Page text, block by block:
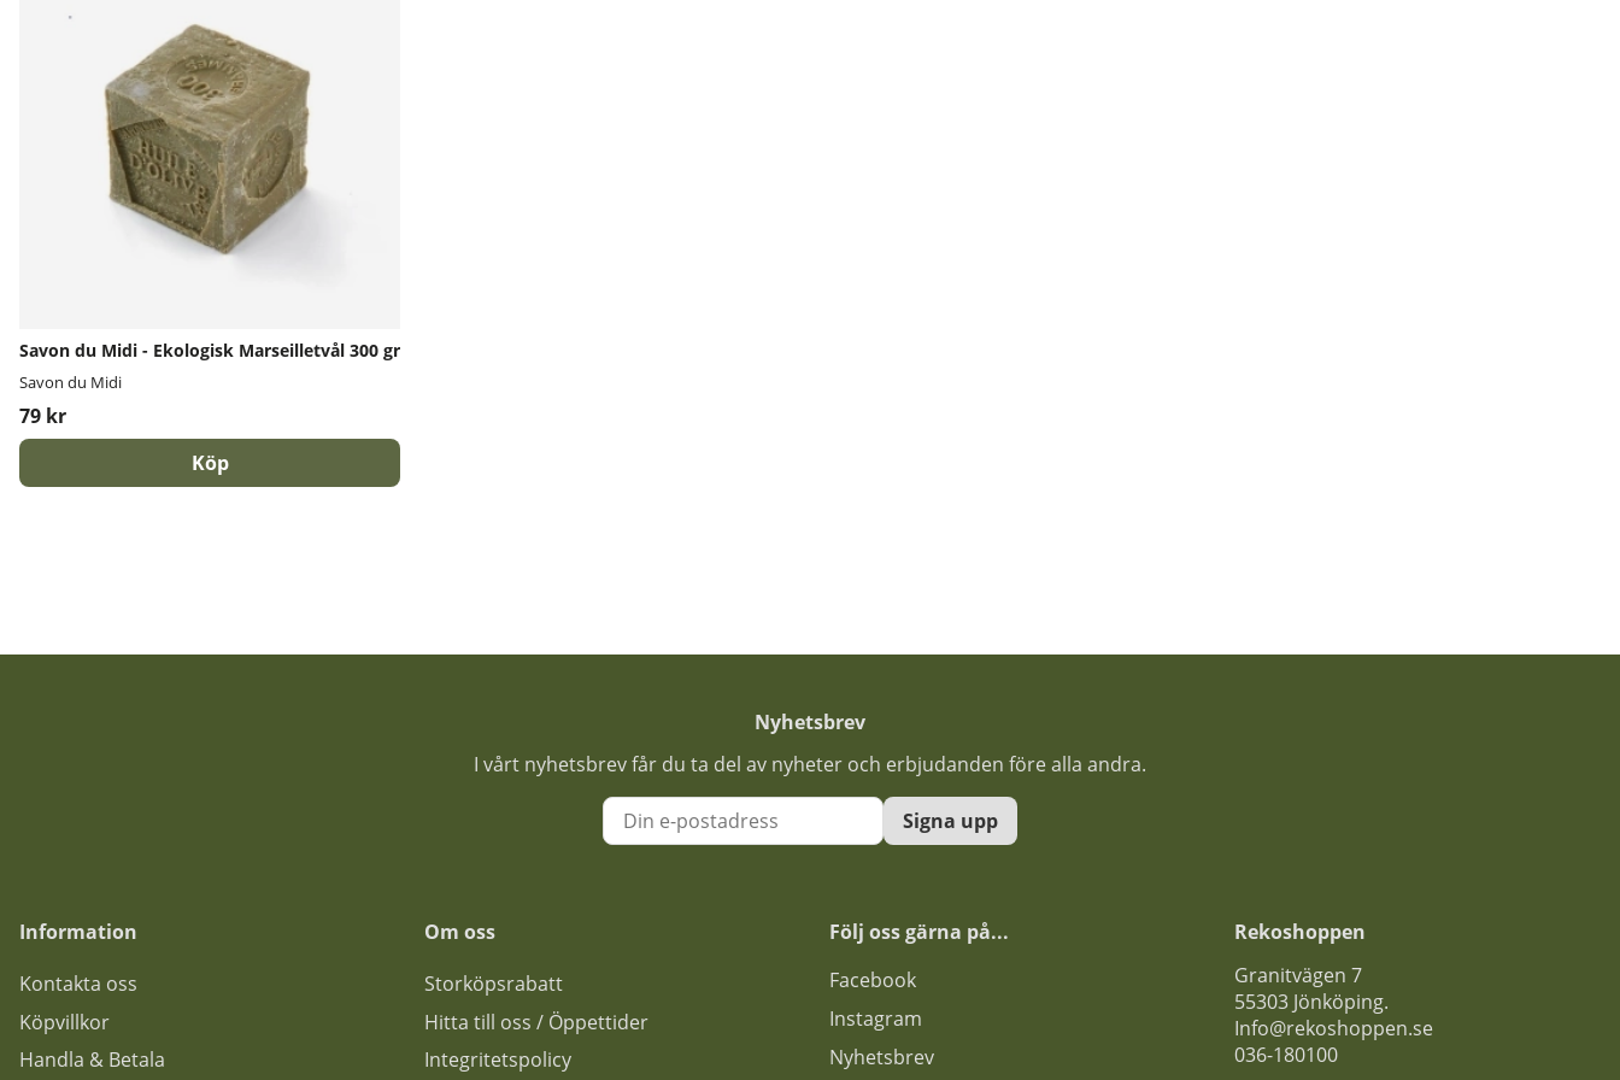
Savon du Midi - Ekologisk Marseilletvål 300 gr
Savon du Midi
79 kr
Köp
Nyhetsbrev
I vårt nyhetsbrev får du ta del av nyheter och erbjudanden före alla andra.
Signa upp
Information
Kontakta oss
Köpvillkor
Handla & Betala
Om oss
Storköpsrabatt
Hitta till oss / Öppettider
Integritetspolicy
Följ oss gärna på...
Facebook
Instagram
Nyhetsbrev
Rekoshoppen
Granitvägen 7
55303 Jönköping.
Info@rekoshoppen.se
036-180100